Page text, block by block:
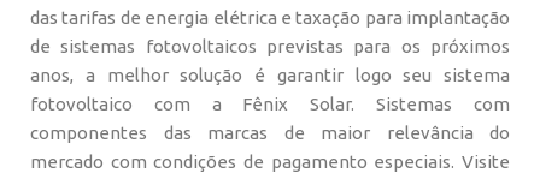
das tarifas de energia elétrica e taxação para implantação
de sistemas fotovoltaicos previstas para os próximos
anos, a melhor solução é garantir logo seu sistema
fotovoltaico com a Fênix Solar. Sistemas com
componentes das marcas de maior relevância do
mercado com condições de pagamento especiais. Visite